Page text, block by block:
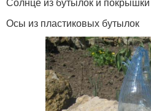
Осы из пластиковых бутылок